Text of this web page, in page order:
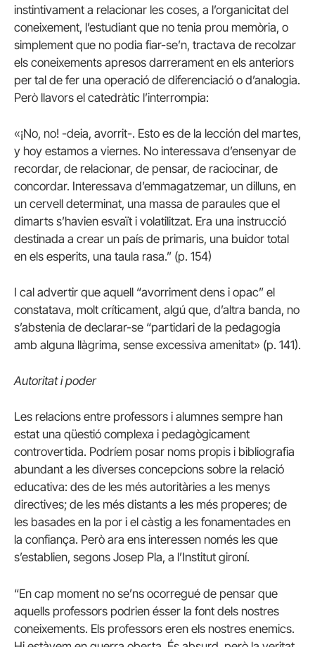
instintivament a relacionar les coses, a l’organicitat del
coneixement, l’estudiant que no tenia prou memòria, o
simplement que no podia fiar-se’n, tractava de recolzar
els coneixements apresos darrerament en els anteriors
per tal de fer una operació de diferenciació o d’analogia.
Però llavors el catedràtic l’interrompia:
«¡No, no! -deia, avorrit-. Esto es de la lección del martes,
y hoy estamos a viernes. No interessava d’ensenyar de
recordar, de relacionar, de pensar, de raciocinar, de
concordar. Interessava d’emmagatzemar, un dilluns, en
un cervell determinat, una massa de paraules que el
dimarts s’havien esvaït i volatilitzat. Era una instrucció
destinada a crear un país de primaris, una buidor total
en els esperits, una taula rasa.” (p. 154)
I cal advertir que aquell “avorriment dens i opac” el
constatava, molt críticament, algú que, d’altra banda, no
s’abstenia de declarar-se “partidari de la pedagogia
amb alguna llàgrima, sense excessiva amenitat» (p. 141).
Autoritat i poder
Les relacions entre professors i alumnes sempre han
estat una qüestió complexa i pedagògicament
controvertida. Podríem posar noms propis i bibliografia
abundant a les diverses concepcions sobre la relació
educativa: des de les més autoritàries a les menys
directives; de les més distants a les més properes; de
les basades en la por i el càstig a les fonamentades en
la confiança. Però ara ens interessen només les que
s’establien, segons Josep Pla, a l’Institut gironí.
“En cap moment no se’ns ocorregué de pensar que
aquells professors podrien ésser la font dels nostres
coneixements. Els professors eren els nostres enemics.